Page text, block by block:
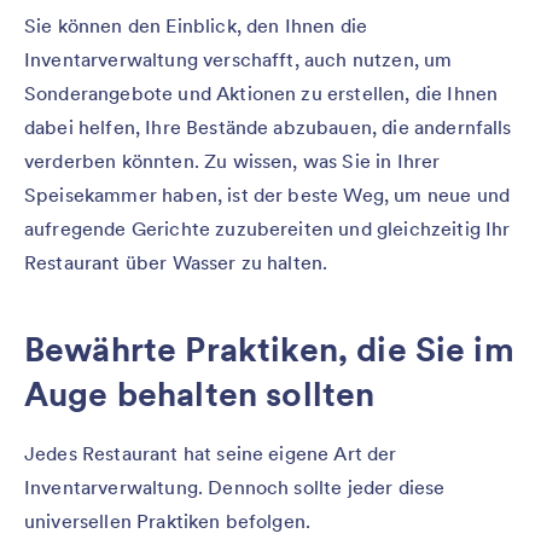
Sie können den Einblick, den Ihnen die
Inventarverwaltung verschafft, auch nutzen, um
Sonderangebote und Aktionen zu erstellen, die Ihnen
dabei helfen, Ihre Bestände abzubauen, die andernfalls
verderben könnten. Zu wissen, was Sie in Ihrer
Speisekammer haben, ist der beste Weg, um neue und
aufregende Gerichte zuzubereiten und gleichzeitig Ihr
Restaurant über Wasser zu halten.
Bewährte Praktiken, die Sie im
Auge behalten sollten
Jedes Restaurant hat seine eigene Art der
Inventarverwaltung. Dennoch sollte jeder diese
universellen Praktiken befolgen.